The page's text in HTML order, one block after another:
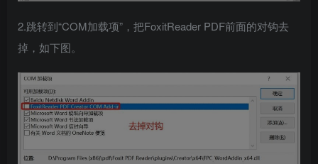
2.跳转到“COM加载项”，把FoxitReader PDF前面的对钩去
掉，如下图。